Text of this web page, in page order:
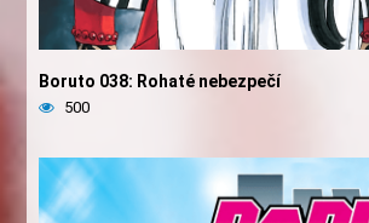
Boruto 038: Rohaté nebezpečí
500